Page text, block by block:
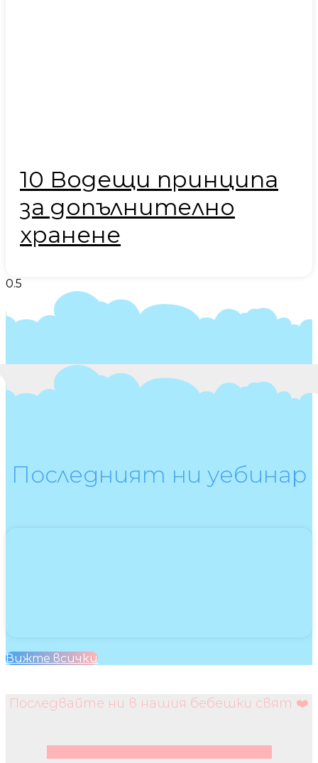
10 Водещи принципа
за допълнително
хранене
Последният ни уебинар
Вижте всички
Последвайте ни в нашия бебешки свят ❤️